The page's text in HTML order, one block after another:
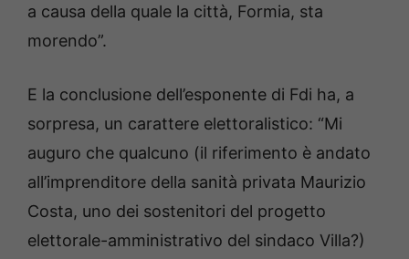
a causa della quale la città, Formia, sta
morendo”.
E la conclusione dell’esponente di Fdi ha, a
sorpresa, un carattere elettoralistico: “Mi
auguro che qualcuno (il riferimento è andato
all’imprenditore della sanità privata Maurizio
Costa, uno dei sostenitori del progetto
elettorale-amministrativo del sindaco Villa?)